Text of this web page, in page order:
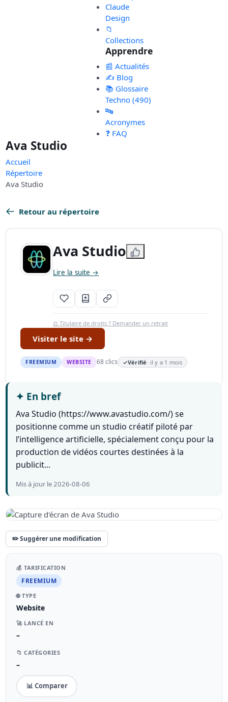
Claude
Design
📁
Collections
Apprendre
📰 Actualités
✍️ Blog
📚 Glossaire
Techno (490)
🔤
Acronymes
❓ FAQ
Ava Studio
Accueil
Répertoire
Ava Studio
Retour au répertoire
Ava Studio
Lire la suite →
⚖️ Titulaire de droits ? Demander un retrait
Visiter le site →
FREEMIUM WEBSITE 68 clics ✓Vérifié· il y a 1 mois
✦ En bref
Ava Studio (https://www.avastudio.com/) se
positionne comme un studio créatif piloté par
l’intelligence artificielle, spécialement conçu pour la
production de vidéos courtes destinées à la
publicit...
Mis à jour le 2026-08-06
✏️ Suggérer une modification
💰 TARIFICATION
FREEMIUM
🌐 TYPE
Website
🚀 LANCÉ EN
–
📁 CATÉGORIES
–
📊 Comparer